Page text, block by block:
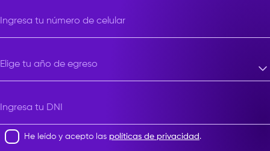
Ingresa tu número de celular
Elige tu año de egreso
Ingresa tu DNI
He leído y acepto las políticas de privacidad .